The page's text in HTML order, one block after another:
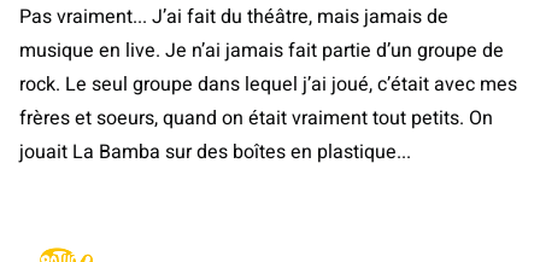
Pas vraiment... J’ai fait du théâtre, mais jamais de
musique en live. Je n’ai jamais fait partie d’un groupe de
rock. Le seul groupe dans lequel j’ai joué, c’était avec mes
frères et soeurs, quand on était vraiment tout petits. On
jouait La Bamba sur des boîtes en plastique...